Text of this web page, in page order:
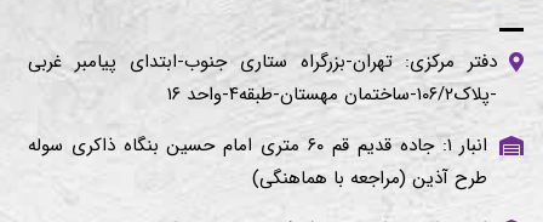
دفتر مرکزی: تهران-بزرگراه ستاری جنوب-ابتدای پیامبر غربی
-پلاک۱۰۶/۲-ساختمان مهستان-طبقه۴-واحد ۱۶
انبار ۱: جاده قدیم قم ۶۰ متری امام حسین بنگاه ذاکری سوله
طرح آذین (مراجعه با هماهنگی)